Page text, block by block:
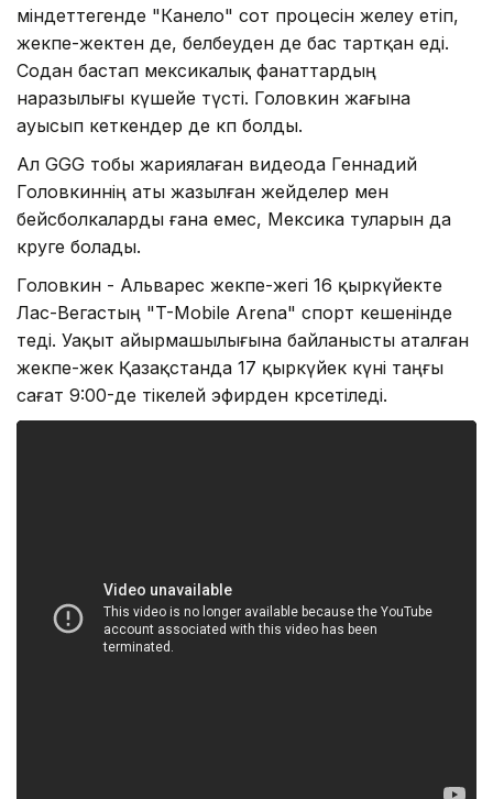
міндеттегенде "Канело" сот процесін желеу етіп,
жекпе-жектен де, белбеуден де бас тартқан еді.
Содан бастап мексикалық фанаттардың
наразылығы күшейе түсті. Головкин жағына
ауысып кеткендер де көп болды.
Ал GGG тобы жариялаған видеода Геннадий
Головкиннің аты жазылған жейделер мен
бейсболкаларды ғана емес, Мексика туларын да
көруге болады.
Головкин - Альварес жекпе-жегі 16 қыркүйекте
Лас-Вегастың "T-Mobile Arena" спорт кешенінде
өтеді. Уақыт айырмашылығына байланысты аталған
жекпе-жек Қазақстанда 17 қыркүйек күні таңғы
сағат 9:00-де тікелей эфирден көрсетіледі.